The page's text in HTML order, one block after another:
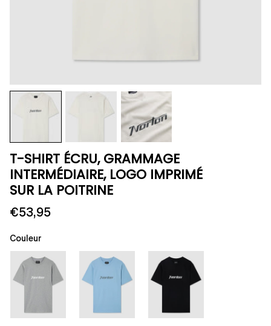
T-SHIRT ÉCRU, GRAMMAGE
INTERMÉDIAIRE, LOGO IMPRIMÉ
SUR LA POITRINE
€53,95
Couleur